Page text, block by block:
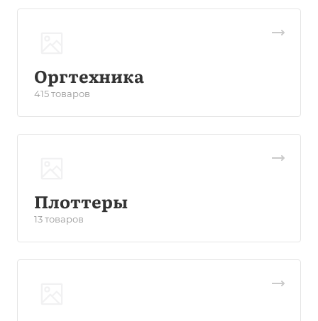
Оргтехника
415 товаров
Плоттеры
13 товаров